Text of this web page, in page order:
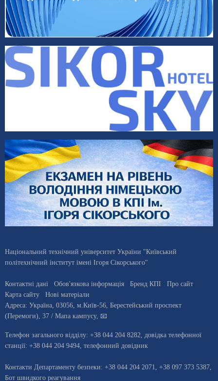
Національний технічний університет України "Київський
політехнічний інститут імені Ігоря Сікорського"
Контактні дані Обов'язкова інформація Бренд КПІ
Про сайт
Карта сайту
Нові матеріали
Адреса: Україна, 03056, м.Київ-56, Берестейський проспект
(Перемоги), 37 / Мапа кампусу, 📧
Телефон загального відділу: +38 044 204 8282 , довiдка телефонної
станцiї: +38 044 204 9494 телефонний довідник
Контакти Департаменту безпеки: +38 044 204 2071, +38 097 373 5387,
Бот швидкого реагування